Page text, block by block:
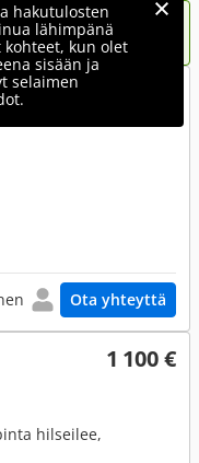
hakutulosten
lähimpänä
kohteet, kun olet
sisään ja
selaimen
Ota yhteyttä
1 100 €
hilseilee,